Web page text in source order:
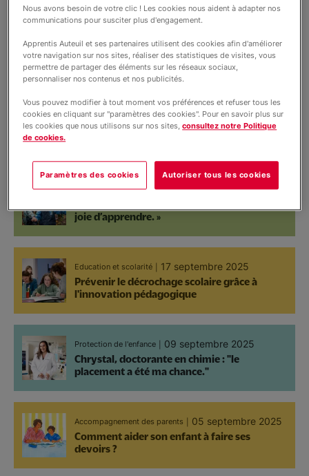
Nous soutenir
Vous accompagner
Témoignages
Vie de la fondation
Partenariats
International
Petite enfance
Prévenir le décrochage scolaire dès l'école
primaire
International 19 septembre 2025
En Afrique, un programme pour former à un
Education et scolarité 18 septembre 2025
joie d’apprendre. »
Education et scolarité 17 septembre 2025
Prévenir le décrochage scolaire grâce à
l'innovation pédagogique
Protection de l'enfance 09 septembre 2025
Chrystal, doctorante en chimie : "le
placement a été ma chance."
Accompagnement des parents 05 septembre 2025
Comment aider son enfant à faire ses
devoirs ?
Nous avons besoin de votre clic ! Les cookies nous aident à adapter nos
communications pour susciter plus d'engagement.
Apprentis Auteuil et ses partenaires utilisent des cookies afin d'améliorer
votre navigation sur nos sites, réaliser des statistiques de visites, vous
permettre de partager des éléments sur les réseaux sociaux,
personnaliser nos contenus et nos publicités.
Vous pouvez modifier à tout moment vos préférences et refuser tous les
cookies en cliquant sur "paramètres des cookies". Pour en savoir plus sur
les cookies que nous utilisons sur nos sites,consultez notre Politique
de cookies.
Paramètres des cookies Autoriser tous les cookies